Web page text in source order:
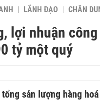
LÃNH ĐẠO CHÂN
lợi nhuận
tỷ một quý
sản lượng hàng